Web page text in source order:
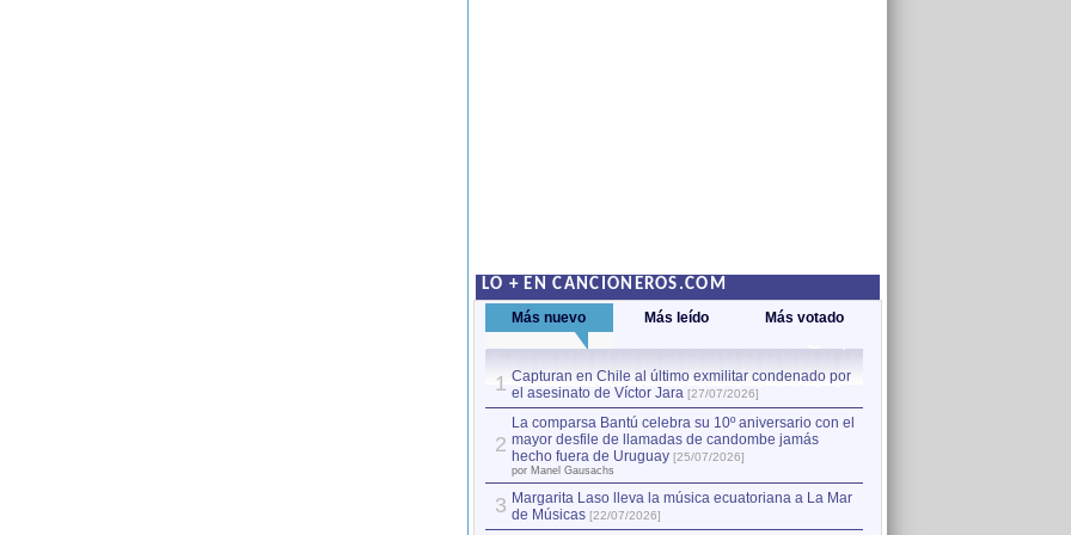
LO + EN CANCIONEROS.COM
Más nuevo Más leído Más votado
1 Capturan en Chile al último exmilitar condenado por
el asesinato de Víctor Jara [27/07/2026]
2
La comparsa Bantú celebra su 10º aniversario con el
mayor desfile de llamadas de candombe jamás
hecho fuera de Uruguay [25/07/2026]
por Manel Gausachs
3 Margarita Laso lleva la música ecuatoriana a La Mar
de Músicas [22/07/2026]